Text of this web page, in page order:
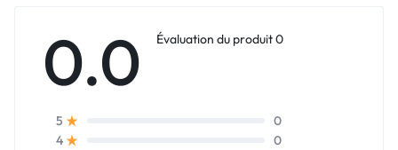
0.0 Évaluation du produit 0
5
0
4
0